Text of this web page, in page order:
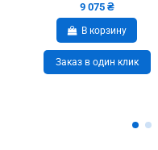
9 075 ₴
В корзину
Заказ в один клик